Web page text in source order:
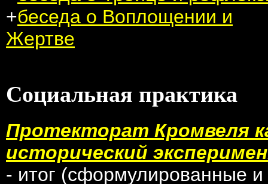
+беседа о Воплощении и
Жертве
Социальная практика
Протекторат Кромвеля
исторический
- итог (сформулированные и